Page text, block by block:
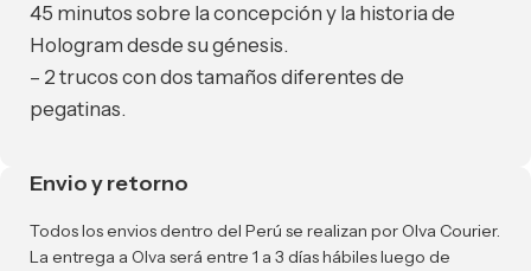
45 minutos sobre la concepción y la historia de
Hologram desde su génesis.
– 2 trucos con dos tamaños diferentes de
pegatinas.
Envio y retorno
Todos los envios dentro del Perú se realizan por Olva Courier.
La entrega a Olva será entre 1 a 3 días hábiles luego de